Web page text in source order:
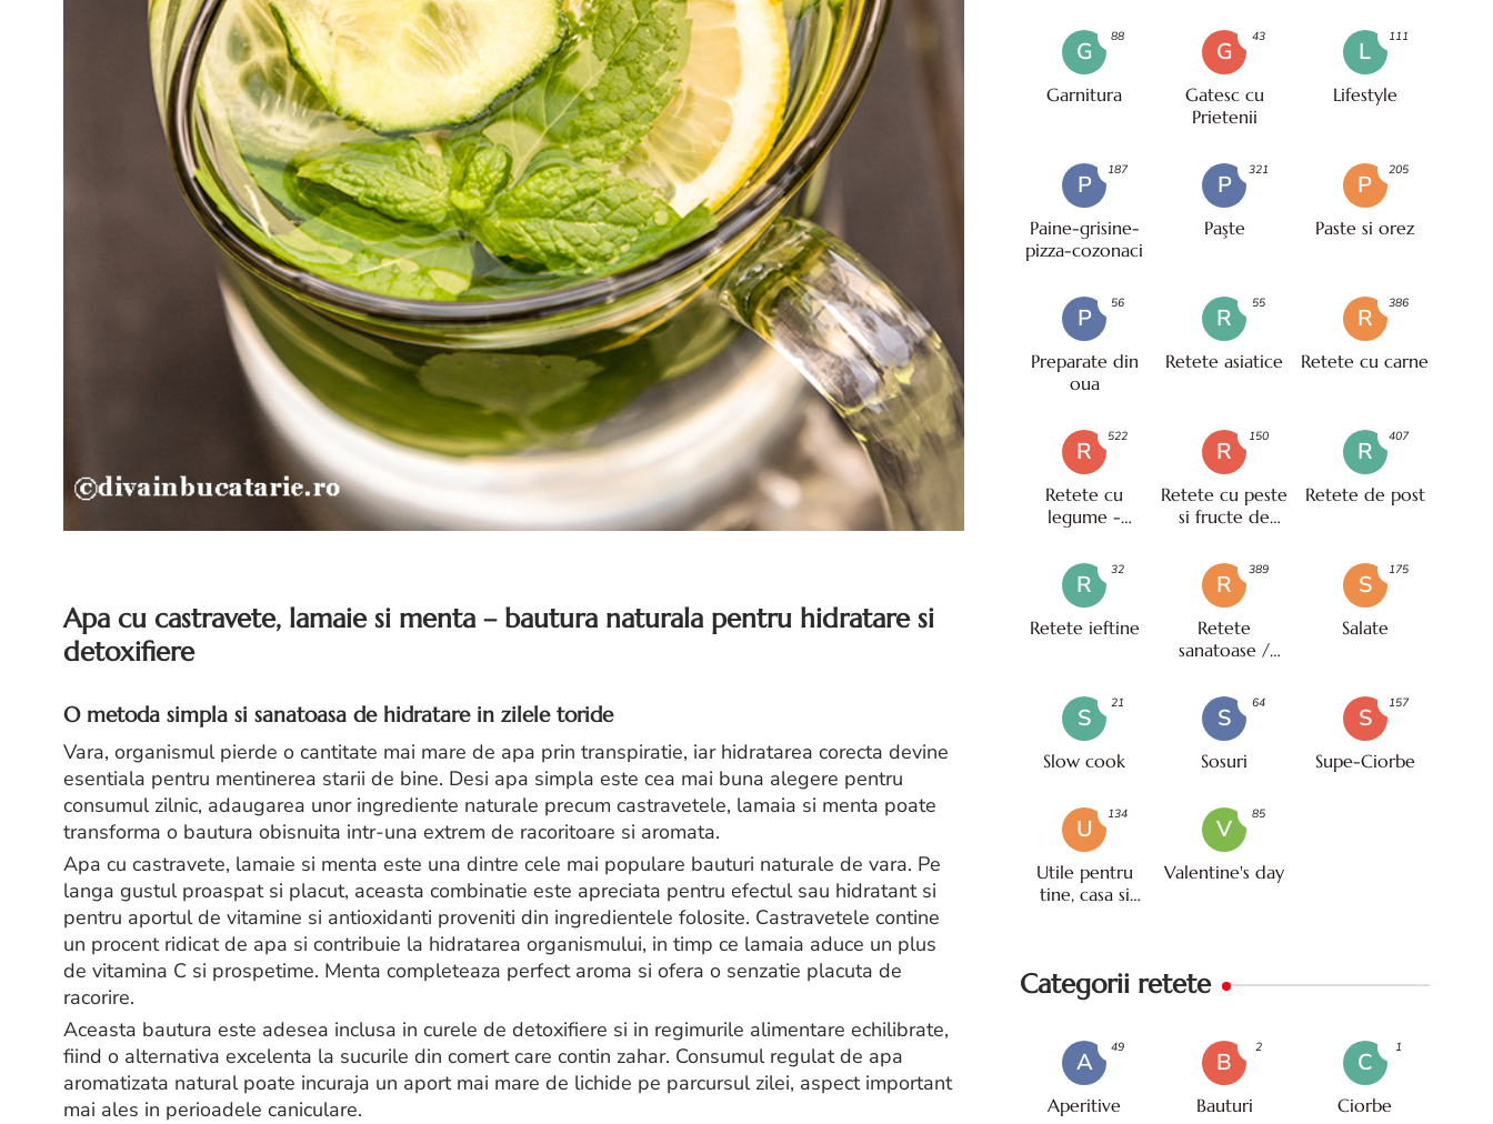
Apa cu castravete, lamaie si menta – bautura naturala pentru hidratare si
detoxifiere
O metoda simpla si sanatoasa de hidratare in zilele toride
Vara, organismul pierde o cantitate mai mare de apa prin transpiratie, iar hidratarea corecta devine
esentiala pentru mentinerea starii de bine. Desi apa simpla este cea mai buna alegere pentru
consumul zilnic, adaugarea unor ingrediente naturale precum castravetele, lamaia si menta poate
transforma o bautura obisnuita intr-una extrem de racoritoare si aromata.
Apa cu castravete, lamaie si menta este una dintre cele mai populare bauturi naturale de vara. Pe
langa gustul proaspat si placut, aceasta combinatie este apreciata pentru efectul sau hidratant si
pentru aportul de vitamine si antioxidanti proveniti din ingredientele folosite. Castravetele contine
un procent ridicat de apa si contribuie la hidratarea organismului, in timp ce lamaia aduce un plus
de vitamina C si prospetime. Menta completeaza perfect aroma si ofera o senzatie placuta de
racorire.
Aceasta bautura este adesea inclusa in curele de detoxifiere si in regimurile alimentare echilibrate,
fiind o alternativa excelenta la sucurile din comert care contin zahar. Consumul regulat de apa
aromatizata natural poate incuraja un aport mai mare de lichide pe parcursul zilei, aspect important
mai ales in perioadele caniculare.
G
Garnitura
88
G
Gatesc cu
Prietenii
43
L
Lifestyle
111
P
Paine-grisine-
pizza-cozonaci
187
P
Paşte
321
P
Paste si orez
205
P
Preparate din
oua
56
R
Retete asiatice
55
R
Retete cu carne
386
R
Retete cu
legume -
522
R
Retete cu peste
si fructe de
150
R
Retete de post
407
R
Retete ieftine
32
R
Retete
sanatoase /
389
S
Salate
175
S
Slow cook
21
S
Sosuri
64
S
Supe-Ciorbe
157
U
Utile pentru
tine, casa si
134
V
Valentine's day
85
Categorii retete
A
Aperitive
49
B
Bauturi
2
C
Ciorbe
1